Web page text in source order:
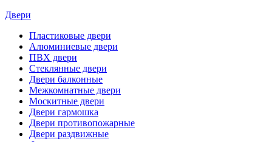
Двери
Пластиковые двери
Алюминиевые двери
ПВХ двери
Стеклянные двери
Двери балконные
Межкомнатные двери
Москитные двери
Двери гармошка
Двери противопожарные
Двери раздвижные